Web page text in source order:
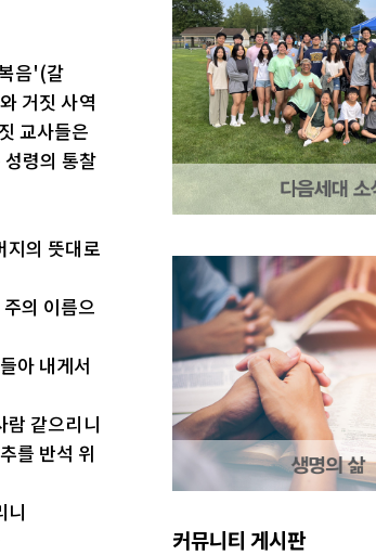
음'(갈
거짓 사역
교사들은
령의 통찰
지의 뜻대로
의 이름으
아 내게서
람 같으리니
를 반석 위
니
커뮤니티 게시판